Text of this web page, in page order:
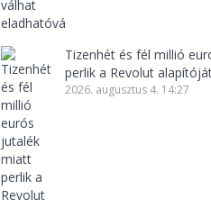
Tizenhét és fél millió
perlik a Revolut
2026. augusztus 4. 14:27